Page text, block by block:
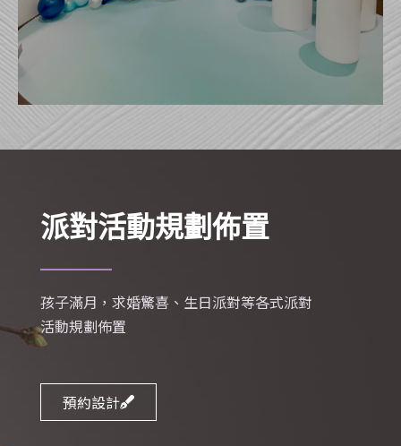
派對活動規劃佈置
孩子滿月，求婚驚喜、生日派對等各式派對
活動規劃佈置
預約設計